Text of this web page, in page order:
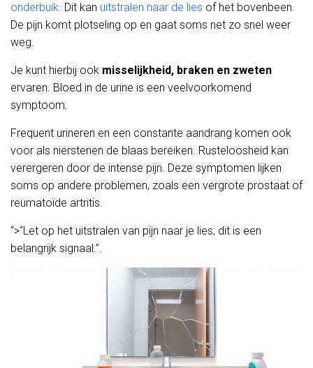
onderbuik. Dit kan uitstralen naar de lies of het bovenbeen.
De pijn komt plotseling op en gaat soms net zo snel weer
weg.
Je kunt hierbij ook misselijkheid, braken en zweten
ervaren. Bloed in de urine is een veelvoorkomend
symptoom.
Frequent urineren en een constante aandrang komen ook
voor als nierstenen de blaas bereiken. Rusteloosheid kan
verergeren door de intense pijn. Deze symptomen lijken
soms op andere problemen, zoals een vergrote prostaat of
reumatoïde artritis.
“>“Let op het uitstralen van pijn naar je lies; dit is een
belangrijk signaal.”.